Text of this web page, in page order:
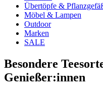
Übertöpfe &
Möbel & Lampen
Outdoor
Marken
SALE
Besondere
Genießer:innen